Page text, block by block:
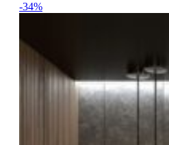
-34%